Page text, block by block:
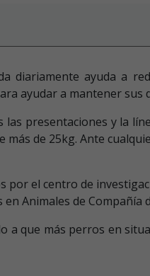
diariamente ayuda a
ayudar a mantener
las presentaciones y la
de 25kg. Ante
por el centro de
Animales de
a que más perros en